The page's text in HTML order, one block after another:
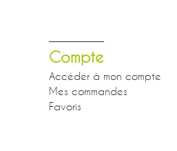
Compte
Accéder à mon compte
Mes commandes
Favoris